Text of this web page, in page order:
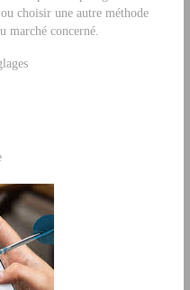
choisir une autre méthode
marché concerné.